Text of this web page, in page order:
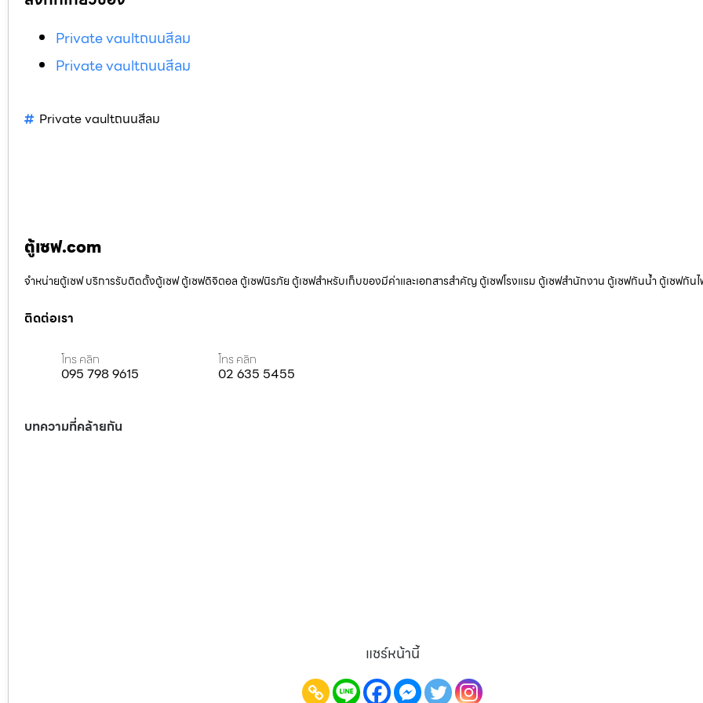
Private vaultถนนสีลม
Private vaultถนนสีลม
Private vaultถนนสีลม
ตู้เซฟ.com
จำหน่ายตู้เซฟ บริการรับติดตั้งตู้เซฟ ตู้เซฟดิจิตอล ตู้เซฟนิรภัย ตู้เซฟสำหรับเก็บของมีค่าและเอกสารสำคัญ ตู้เซฟโรงแรม ตู้เซฟสำนักงาน ตู้เซฟกันน้ำ ตู้เซฟกัน
ติดต่อเรา
โทร คลิก
095 798 9615
โทร คลิก
02 635 5455
บทความที่คล้ายกัน
แชร์หน้านี้